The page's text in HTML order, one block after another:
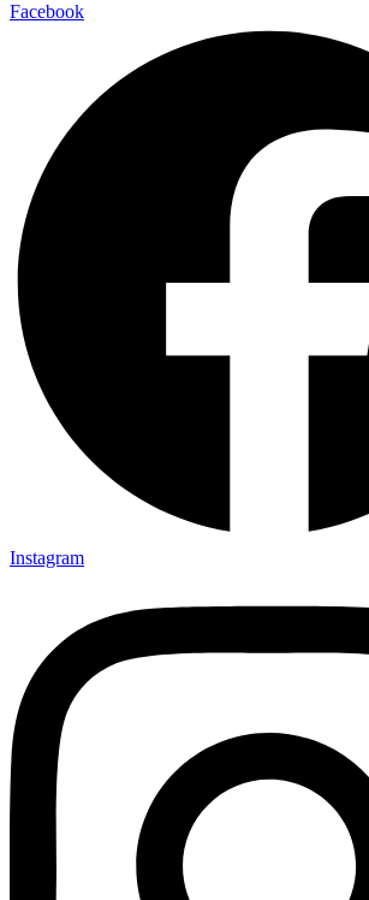
Facebook
Instagram